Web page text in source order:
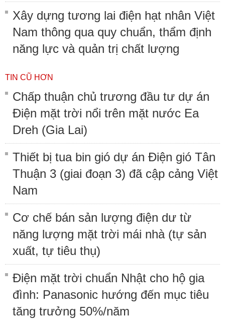
Xây dựng tương lai điện hạt nhân Việt
Nam thông qua quy chuẩn, thẩm định
năng lực và quản trị chất lượng
TIN CŨ HƠN
Chấp thuận chủ trương đầu tư dự án
Điện mặt trời nổi trên mặt nước Ea
Dreh (Gia Lai)
Thiết bị tua bin gió dự án Điện gió Tân
Thuận 3 (giai đoạn 3) đã cập cảng Việt
Nam
Cơ chế bán sản lượng điện dư từ
năng lượng mặt trời mái nhà (tự sản
xuất, tự tiêu thụ)
Điện mặt trời chuẩn Nhật cho hộ gia
đình: Panasonic hướng đến mục tiêu
tăng trưởng 50%/năm